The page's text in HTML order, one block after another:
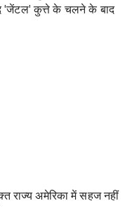
'जेंटल' कुत्ते के चलने के बाद
राज्य अमेरिका में सहज नहीं